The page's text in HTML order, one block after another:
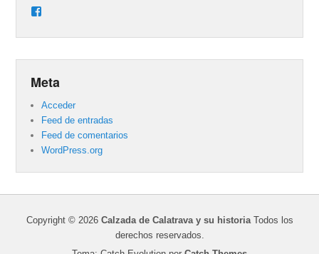
Meta
Acceder
Feed de entradas
Feed de comentarios
WordPress.org
Copyright © 2026 Calzada de Calatrava y su historiaTodos los
derechos reservados.